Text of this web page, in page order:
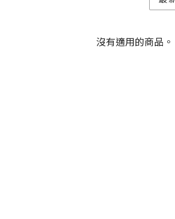
沒有適用的商品。